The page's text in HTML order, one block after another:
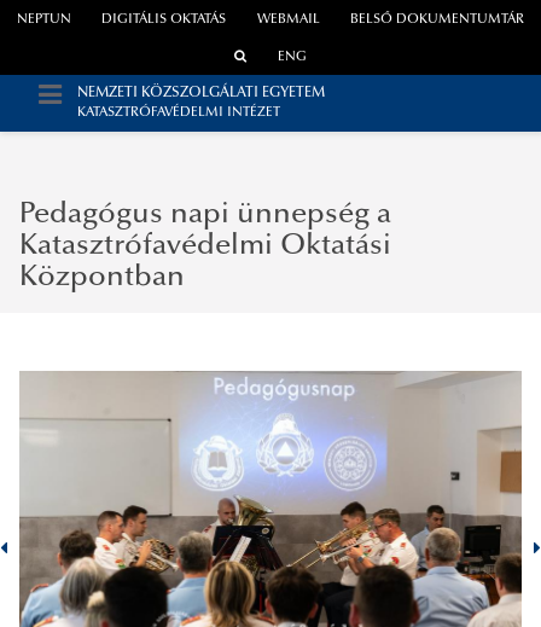
WEBMAIL
NEPTUN DIGITÁLIS OKTATÁS BELSŐ DOKUMENTUMTÁR
ENG
NEMZETI KÖZSZOLGÁLATI EGYETEM
KATASZTRÓFAVÉDELMI INTÉZET
Pedagógus napi ünnepség a
Katasztrófavédelmi Oktatási
Központban